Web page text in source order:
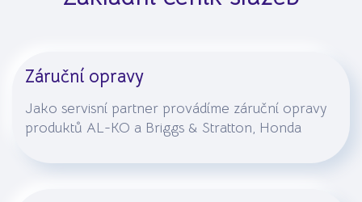
Záruční opravy
Jako servisní partner provádíme záruční opravy
produktů AL-KO a Briggs & Stratton, Honda